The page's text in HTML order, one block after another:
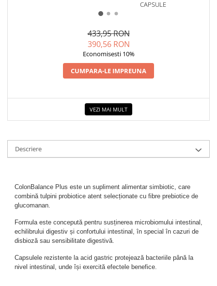
CAPSULE
433,95 RON
390,56 RON
Economisesti 10%
CUMPARA-LE IMPREUNA
VEZI MAI MULT
Descriere
ColonBalance Plus este un supliment alimentar simbiotic, care
combină tulpini probiotice atent selecționate cu fibre prebiotice de
glucomanan.
Formula este concepută pentru susținerea microbiomului intestinal,
echilibrului digestiv și confortului intestinal, în special în cazuri de
disbioză sau sensibilitate digestivă.
Capsulele rezistente la acid gastric protejează bacteriile până la
nivel intestinal, unde își exercită efectele benefice.